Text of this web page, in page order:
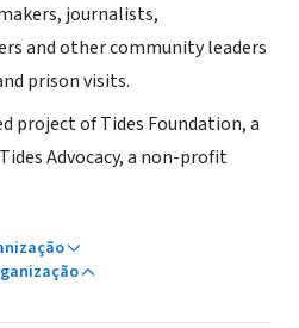
journalists,
and other community leaders
prison visits.
project of Tides Foundation, a
Advocacy, a non-profit